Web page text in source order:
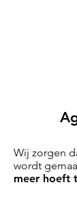
Wij zorgen
wordt
meer hoeft